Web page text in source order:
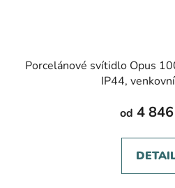
Porcelánové svítidlo Opus
IP44,
od 4